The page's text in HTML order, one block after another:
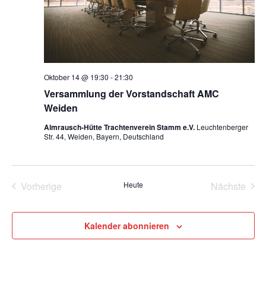
Versammlung der Vorstandschaft AMC
Weiden
Oktober 14 @ 19:30 -21:30
Almrausch-Hütte Trachtenverein Stamm e.V. Leuchtenberger
Str. 44, Weiden, Bayern, Deutschland
Vorherige
Heute
Nächste
Kalender abonnieren